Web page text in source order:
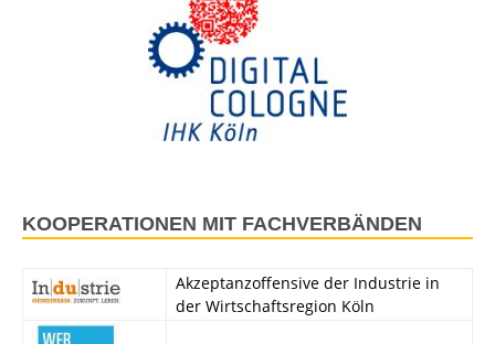
KOOPERATIONEN MIT FACHVERBÄNDEN
Akzeptanzoffensive der Industrie in
der Wirtschaftsregion Köln